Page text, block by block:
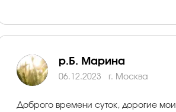
р.Б. Марина
06.12.2023 г. Москва
Доброго времени суток, дорогие мои